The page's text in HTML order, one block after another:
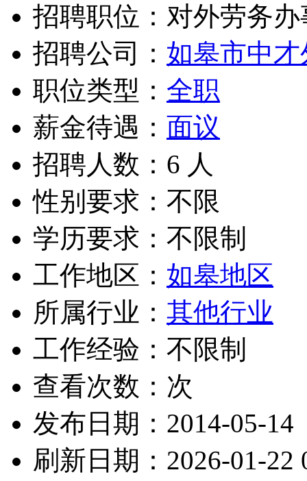
招聘职位：对外劳务办
招聘公司： 如皋市中
职位类型： 全职
薪金待遇： 面议
招聘人数：6 人
性别要求：不限
学历要求：不限制
工作地区： 如皋地区
所属行业： 其他行业
工作经验：不限制
查看次数： 次
发布日期：2014-05-14
刷新日期：2026-01-22